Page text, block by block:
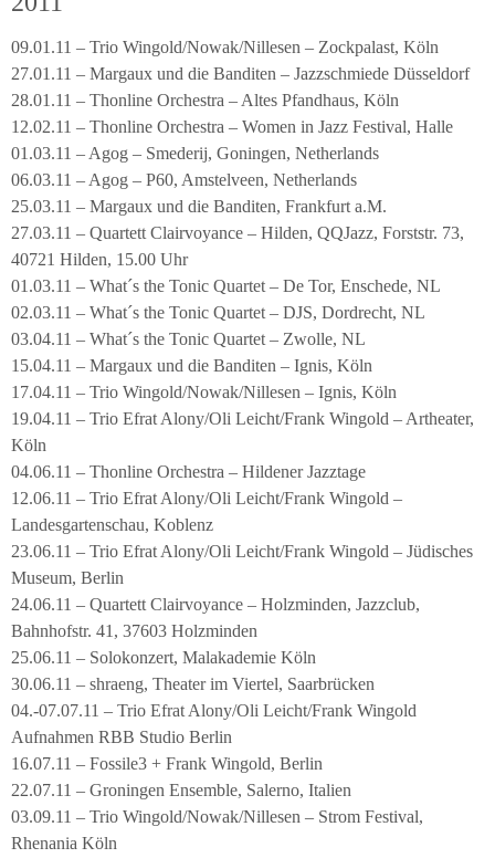
09.01.11 – Trio Wingold/Nowak/Nillesen – Zockpalast, Köln
27.01.11 – Margaux und die Banditen – Jazzschmiede Düsseldorf
28.01.11 – Thonline Orchestra – Altes Pfandhaus, Köln
12.02.11 – Thonline Orchestra – Women in Jazz Festival, Halle
01.03.11 – Agog – Smederij, Goningen, Netherlands
06.03.11 – Agog – P60, Amstelveen, Netherlands
25.03.11 – Margaux und die Banditen, Frankfurt a.M.
27.03.11 – Quartett Clairvoyance – Hilden, QQJazz, Forststr. 73,
40721 Hilden, 15.00 Uhr
01.03.11 – What´s the Tonic Quartet – De Tor, Enschede, NL
02.03.11 – What´s the Tonic Quartet – DJS, Dordrecht, NL
03.04.11 – What´s the Tonic Quartet – Zwolle, NL
15.04.11 – Margaux und die Banditen – Ignis, Köln
17.04.11 – Trio Wingold/Nowak/Nillesen – Ignis, Köln
19.04.11 – Trio Efrat Alony/Oli Leicht/Frank Wingold – Artheater,
Köln
04.06.11 – Thonline Orchestra – Hildener Jazztage
12.06.11 – Trio Efrat Alony/Oli Leicht/Frank Wingold –
Landesgartenschau, Koblenz
23.06.11 – Trio Efrat Alony/Oli Leicht/Frank Wingold – Jüdisches
Museum, Berlin
24.06.11 – Quartett Clairvoyance – Holzminden, Jazzclub,
Bahnhofstr. 41, 37603 Holzminden
25.06.11 – Solokonzert, Malakademie Köln
30.06.11 – shraeng, Theater im Viertel, Saarbrücken
04.-07.07.11 – Trio Efrat Alony/Oli Leicht/Frank Wingold
Aufnahmen RBB Studio Berlin
16.07.11 – Fossile3 + Frank Wingold, Berlin
22.07.11 – Groningen Ensemble, Salerno, Italien
03.09.11 – Trio Wingold/Nowak/Nillesen – Strom Festival,
Rhenania Köln